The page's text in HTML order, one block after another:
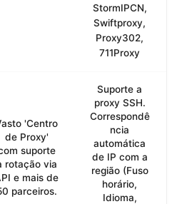
StormIPCN,
Swiftproxy,
Proxy302,
711Proxy
'Centro
de Proxy'
suporte
rotação via
e mais de
parceiros.
Suporte a
proxy SSH.
Correspondê
ncia
automática
de IP com a
região (Fuso
horário,
Idioma,